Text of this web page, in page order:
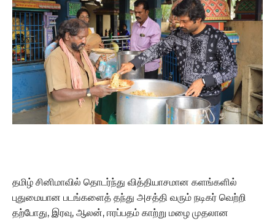
தமிழ் சினிமாவில் தொடர்ந்து வித்தியாசமான களங்களில்
புதுமையான படங்களைத் தந்து அசத்தி வரும் நடிகர் வெற்றி
தற்போது, இரவு, ஆலன், ஈரப்பதம் காற்று மழை முதலான